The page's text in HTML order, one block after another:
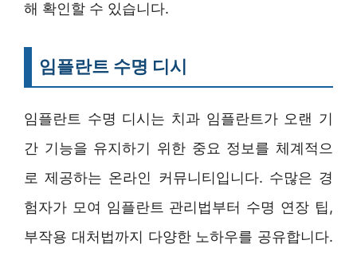
해 확인할 수 있습니다.
임플란트 수명 디시
임플란트 수명 디시는 치과 임플란트가 오랜 기
간 기능을 유지하기 위한 중요 정보를 체계적으
로 제공하는 온라인 커뮤니티입니다. 수많은 경
험자가 모여 임플란트 관리법부터 수명 연장 팁,
부작용 대처법까지 다양한 노하우를 공유합니다.